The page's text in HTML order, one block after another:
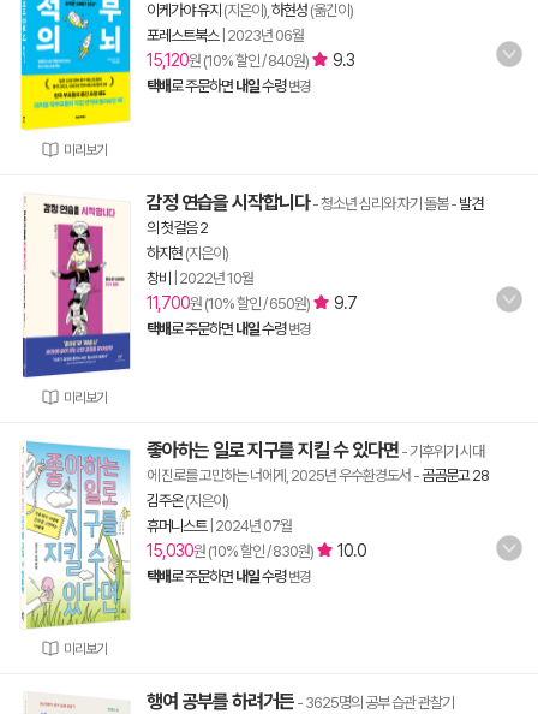
미리보기
이케가야 유지 (지은이), 하현성 (옮긴이)
포레스트북스| 2023년 06월
15,120원 (10% 할인 / 840원) 9.3
택배로 주문하면 내일수령 변경
미리보기
감정 연습을 시작합니다- 청소년 심리와 자기 돌봄- 발견
의 첫걸음 2
하지현 (지은이)
창비
2022년 10월
11,700원 (10% 할인 / 650원) 9.7
택배로 주문하면 내일수령 변경
미리보기
좋아하는 일로 지구를 지킬 수 있다면 - 기후위기 시대
에 진로를 고민하는 너에게, 2025년 우수환경도서 -곰곰문고 28
김주온(지은이)
휴머니스트| 2024년 07월
15,030원 (10% 할인 / 830원) 10.0
택배로 주문하면 내일수령 변경
행여 공부를 하려거든 - 3625명의 공부 습관 관찰기